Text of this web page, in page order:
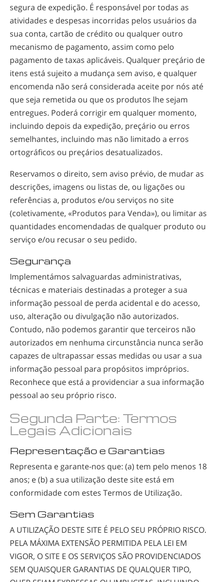
segura de expedição. É responsável por todas as
atividades e despesas incorridas pelos usuários da
sua conta, cartão de crédito ou qualquer outro
mecanismo de pagamento, assim como pelo
pagamento de taxas aplicáveis. Qualquer preçário de
itens está sujeito a mudança sem aviso, e qualquer
encomenda não será considerada aceite por nós até
que seja remetida ou que os produtos lhe sejam
entregues. Poderá corrigir em qualquer momento,
incluindo depois da expedição, preçário ou erros
semelhantes, incluindo mas não limitado a erros
ortográficos ou preçários desatualizados.
Reservamos o direito, sem aviso prévio, de mudar as
descrições, imagens ou listas de, ou ligações ou
referências a, produtos e/ou serviços no site
(coletivamente, «Produtos para Venda»), ou limitar as
quantidades encomendadas de qualquer produto ou
serviço e/ou recusar o seu pedido.
Segurança
Implementámos salvaguardas administrativas,
técnicas e materiais destinadas a proteger a sua
informação pessoal de perda acidental e do acesso,
uso, alteração ou divulgação não autorizados.
Contudo, não podemos garantir que terceiros não
autorizados em nenhuma circunstância nunca serão
capazes de ultrapassar essas medidas ou usar a sua
informação pessoal para propósitos impróprios.
Reconhece que está a providenciar a sua informação
pessoal ao seu próprio risco.
Segunda Parte: Termos
Legais Adicionais
Representação e Garantias
Representa e garante-nos que: (a) tem pelo menos 18
anos; e (b) a sua utilização deste site está em
conformidade com estes Termos de Utilização.
Sem Garantias
A UTILIZAÇÃO DESTE SITE É PELO SEU PRÓPRIO RISCO.
PELA MÁXIMA EXTENSÃO PERMITIDA PELA LEI EM
VIGOR, O SITE E OS SERVIÇOS SÃO PROVIDENCIADOS
SEM QUAISQUER GARANTIAS DE QUALQUER TIPO,